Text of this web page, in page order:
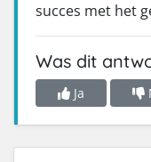
succes met het
Was dit
Ja